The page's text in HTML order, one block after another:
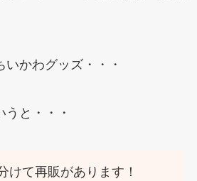
かわグッズ・・・
と・・・
けて再販があります！